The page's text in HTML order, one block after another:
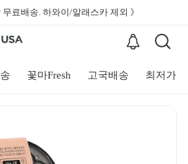
료배송. 하와이/알래스카 제외 》
꽃마Fresh 고국배송 최저가